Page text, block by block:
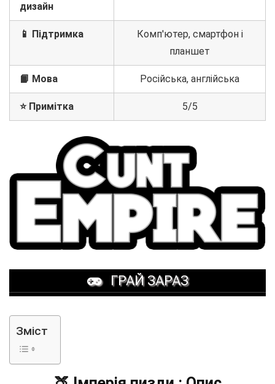
дизайн
📱 Підтримка
Комп'ютер, смартфон і
планшет
📙 Мова Російська, англійська
⭐ Примітка 5/5
ГРАЙ ЗАРАЗ
Зміст